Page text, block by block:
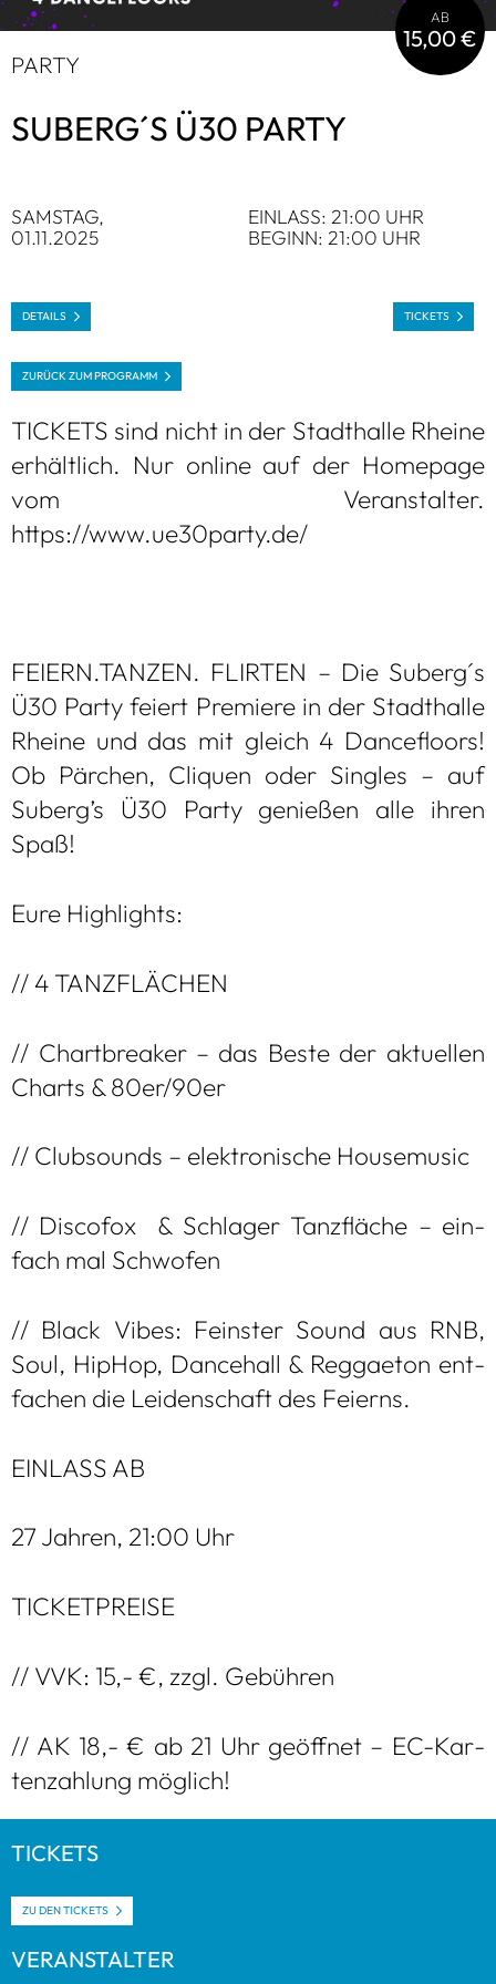
PARTY
SUB­ERG´S Ü30 PARTY
SAMS­TAG,
01.11.2025
EIN­LASS: 21:00 UHR
BEGINN: 21:00 UHR
AB
15,00 €
DETAILS
ZURÜCK ZUM PRO­GRAMM
TICKETS
TICKETS sind nicht in der Stadt­halle Rheine
erhält­lich. Nur online auf der Home­page
vom Ver­an­stal­ter.
https://www.ue30party.de/
FEI­ERN.TAN­ZEN. FLIR­TEN – Die Sub­erg´s
Ü30 Party fei­ert Pre­miere in der Stadt­halle
Rheine und das mit gleich 4 Dance­floors!
Ob Pär­chen, Cli­quen oder Sin­gles – auf
Sub­erg’s Ü30 Party genie­ßen alle ihren
Spaß!
Eure High­lights:
// 4 TANZ­FLÄ­CHEN
// Chart­bre­a­ker – das Beste der aktu­el­len
Charts & 80er/90er
// Club­sounds – elek­tro­ni­sche House­mu­sic
// Dis­co­fox & Schla­ger Tanz­flä­che – ein­
fach mal Schwo­fen
// Black Vibes: Feins­ter Sound aus RNB,
Soul, Hip­Hop, Dance­hall & Reg­gae­ton ent­
fa­chen die Lei­den­schaft des Fei­erns.
EIN­LASS AB
27 Jah­ren, 21:00 Uhr
TICKET­PREISE
// VVK: 15,- €, zzgl. Gebüh­ren
// AK 18,- € ab 21 Uhr geöff­net – EC-Kar­
ten­zah­lung mög­lich!
TICKETS
ZU DEN TICKETS
VER­AN­STAL­TER